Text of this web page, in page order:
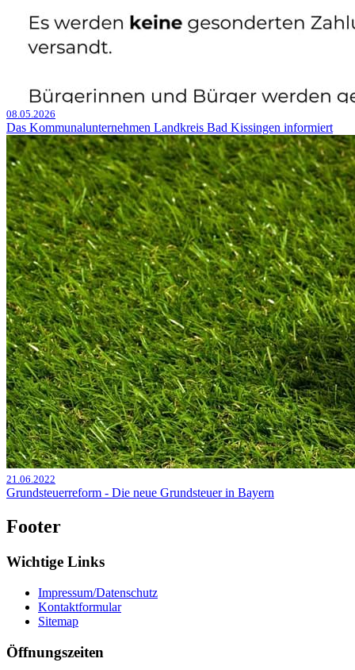
08.05.2026
Das Kommunalunternehmen Landkreis Bad Kissingen informiert
21.06.2022
Grundsteuerreform - Die neue Grundsteuer in Bayern
Footer
Wichtige Links
Impressum/Datenschutz
Kontaktformular
Sitemap
Öffnungszeiten